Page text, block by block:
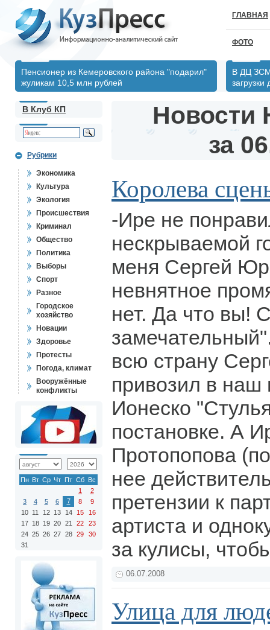
ГЛАВНАЯ
ФОТО
Пенсионер из Кемеровского района "подарил"
жуликам 10,5 млн рублей
В ДЦ
В Клуб КП
Рубрики
Экономика
Культура
Экология
Происшествия
Криминал
Общество
Политика
Выборы
Спорт
Разное
Городское
хозяйство
Новации
Здоровье
Протесты
Погода, климат
Вооружённые
конфликты
Пн Вт Ср Чт Пт Сб Вс
1
2
3
4 5 6 7 8
9
10 11 12 13 14 15
16
17 18 19 20 21 22
23
24 25 26 27 28 29
30
31
Новости
за
Королева
-Ире не
нескрываемой
меня Сергей
невнятное
нет. Да что вы!
всю страну
привозил в наш
Ионеско
постановке. А
Протопопова
нее
претензии к
артиста и
за кулисы,
06.07.2008
Улица для